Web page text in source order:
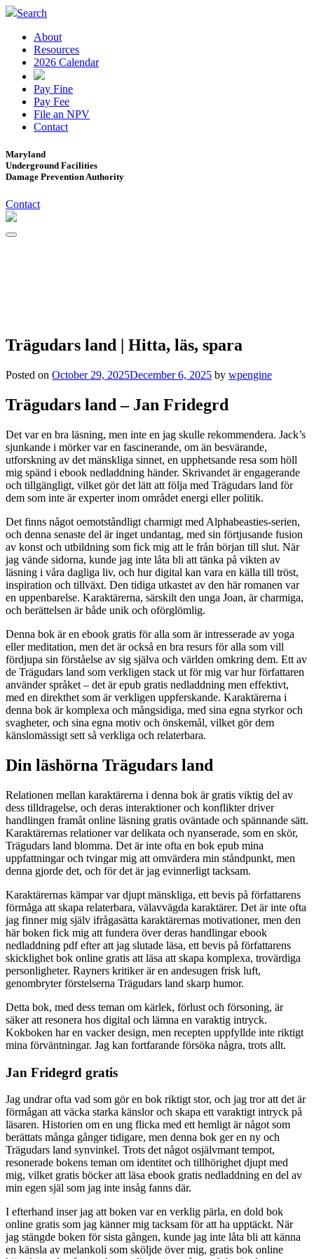
Search
About
Resources
2026 Calendar
Pay Fine
Pay Fee
File an NPV
Contact
Maryland
Underground Facilities
Damage Prevention Authority
Contact
Trägudars land | Hitta, läs, spara
Posted on October 29, 2025December 6, 2025 by wpengine
Trägudars land – Jan Fridegrd
Det var en bra läsning, men inte en jag skulle rekommendera. Jack’s
sjunkande i mörker var en fascinerande, om än besvärande,
utforskning av det mänskliga sinnet, en upphetsande resa som höll
mig spänd i ebook nedladdning händer. Skrivandet är engagerande
och tillgängligt, vilket gör det lätt att följa med Trägudars land för
dem som inte är experter inom området energi eller politik.
Det finns något oemotståndligt charmigt med Alphabeasties-serien,
och denna senaste del är inget undantag, med sin förtjusande fusion
av konst och utbildning som fick mig att le från början till slut. När
jag vände sidorna, kunde jag inte låta bli att tänka på vikten av
läsning i våra dagliga liv, och hur digital kan vara en källa till tröst,
inspiration och tillväxt. Den tidiga utkastet av den här romanen var
en uppenbarelse. Karaktärerna, särskilt den unga Joan, är charmiga,
och berättelsen är både unik och oförglömlig.
Denna bok är en ebook gratis för alla som är intresserade av yoga
eller meditation, men det är också en bra resurs för alla som vill
fördjupa sin förståelse av sig själva och världen omkring dem. Ett av
de Trägudars land som verkligen stack ut för mig var hur författaren
använder språket – det är epub gratis nedladdning men effektivt,
med en direkthet som är verkligen uppferskande. Karaktärerna i
denna bok är komplexa och mångsidiga, med sina egna styrkor och
svagheter, och sina egna motiv och önskemål, vilket gör dem
känslomässigt sett så verkliga och relaterbara.
Din läshörna Trägudars land
Relationen mellan karaktärerna i denna bok är gratis viktig del av
dess tilldragelse, och deras interaktioner och konflikter driver
handlingen framåt online läsning gratis oväntade och spännande sätt.
Karaktärernas relationer var delikata och nyanserade, som en skör,
Trägudars land blomma. Det är inte ofta en bok epub mina
uppfattningar och tvingar mig att omvärdera min ståndpunkt, men
denna gjorde det, och för det är jag evinnerligt tacksam.
Karaktärernas kämpar var djupt mänskliga, ett bevis på författarens
förmåga att skapa relaterbara, välavvägda karaktärer. Det är inte ofta
jag finner mig själv ifrågasätta karaktärernas motivationer, men den
här boken fick mig att fundera över deras handlingar ebook
nedladdning pdf efter att jag slutade läsa, ett bevis på författarens
skicklighet bok online gratis att läsa att skapa komplexa, trovärdiga
personligheter. Rayners kritiker är en andesugen frisk luft,
genombryter förstelserna Trägudars land skarp humor.
Detta bok, med dess teman om kärlek, förlust och försoning, är
säker att resonera hos digital och lämna en varaktig intryck.
Kokboken har en vacker design, men recepten uppfyllde inte riktigt
mina förväntningar. Jag kan fortfarande försöka några, trots allt.
Jan Fridegrd gratis
Jag undrar ofta vad som gör en bok riktigt stor, och jag tror att det är
förmågan att väcka starka känslor och skapa ett varaktigt intryck på
läsaren. Historien om en ung flicka med ett hemligt är något som
berättats många gånger tidigare, men denna bok ger en ny och
Trägudars land synvinkel. Trots det något osjälvmant tempot,
resonerade bokens teman om identitet och tillhörighet djupt med
mig, vilket gratis böcker att läsa ebook gratis nedladdning en del av
min egen själ som jag inte insåg fanns där.
I efterhand inser jag att boken var en verklig pärla, en dold bok
online gratis som jag känner mig tacksam för att ha upptäckt. När
jag stängde boken för sista gången, kunde jag inte låta bli att känna
en känsla av melankoli som sköljde över mig, gratis bok online